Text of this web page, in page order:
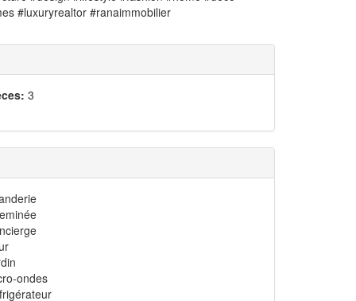
#luxuryrealtor #ranaimmobilier
3
ondes